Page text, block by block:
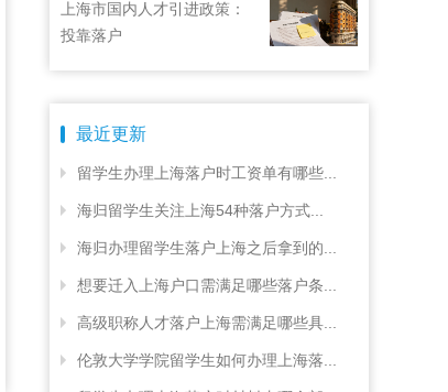
上海市国内人才引进政策：
投靠落户
最近更新
留学生办理上海落户时工资单有哪些...
海归留学生关注上海54种落户方式...
海归办理留学生落户上海之后拿到的...
想要迁入上海户口需满足哪些落户条...
高级职称人才落户上海需满足哪些具...
伦敦大学学院留学生如何办理上海落...